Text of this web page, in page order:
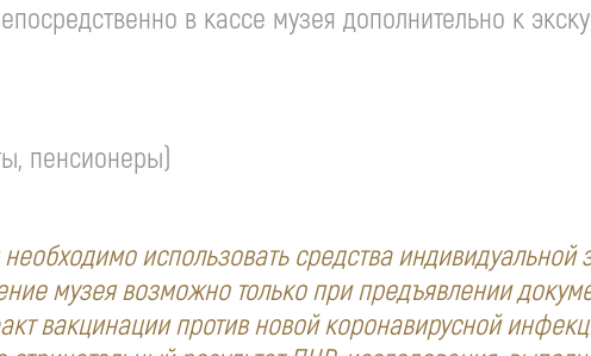
в кассе музея дополнительно к
пенсионеры)
использовать средства
музея возможно только при предъявлении
вакцинации против новой коронавирусной